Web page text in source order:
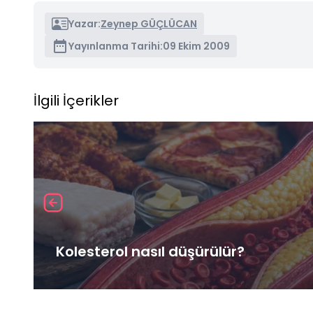
Yazar:Zeynep GÜÇLÜCAN
Yayınlanma Tarihi:09 Ekim 2009
İlgili İçerikler
Kolesterol nasıl düşürülür?